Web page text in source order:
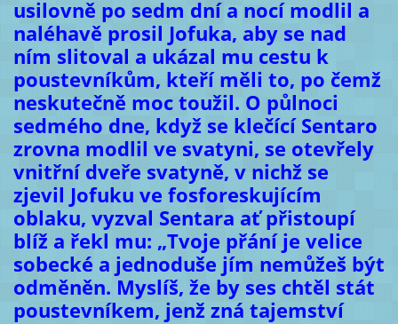
usilovně po sedm dní a nocí modlil a
naléhavě prosil Jofuka, aby se nad
ním slitoval a ukázal mu cestu k
poustevníkům, kteří měli to, po čemž
neskutečně moc toužil. O půlnoci
sedmého dne, když se klečící Sentaro
zrovna modlil ve svatyni, se otevřely
vnitřní dveře svatyně, v nichž se
zjevil Jofuku ve fosforeskujícím
oblaku, vyzval Sentara ať přistoupí
blíž a řekl mu: „Tvoje přání je velice
sobecké a jednoduše jím nemůžeš být
odměněn. Myslíš, že by ses chtěl stát
poustevníkem, jenž zná tajemství